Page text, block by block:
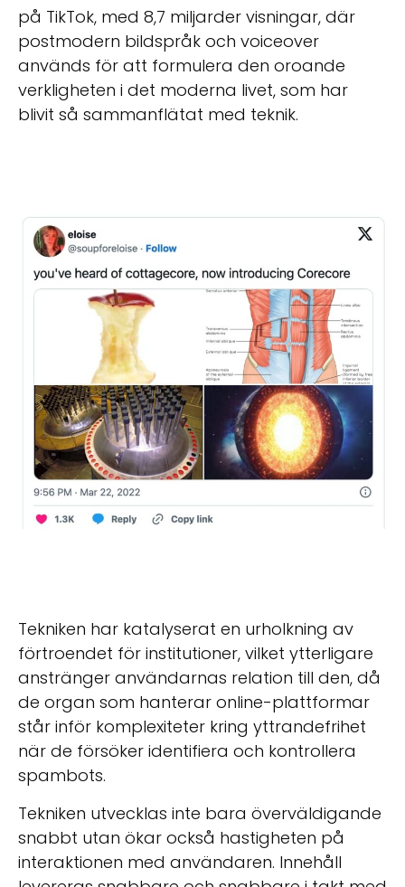
på TikTok, med 8,7 miljarder visningar, där
postmodern bildspråk och voiceover
används för att formulera den oroande
verkligheten i det moderna livet, som har
blivit så sammanflätat med teknik.
Tekniken har katalyserat en urholkning av
förtroendet för institutioner, vilket ytterligare
anstränger användarnas relation till den, då
de organ som hanterar online-plattformar
står inför komplexiteter kring yttrandefrihet
när de försöker identifiera och kontrollera
spambots.
Tekniken utvecklas inte bara överväldigande
snabbt utan ökar också hastigheten på
interaktionen med användaren. Innehåll